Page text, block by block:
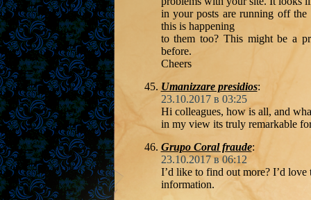
in your posts are running off the
this is happening
to them too? This might be a
before.
Cheers
Umanizzare presidios:
23.10.2017 в 03:25
Hi colleagues, how is all, and
in my view its truly remarkable
Grupo Coral fraude:
23.10.2017 в 06:12
I’d like to find out more? I’d
information.